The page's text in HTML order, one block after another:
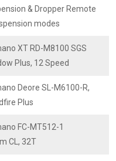
& Dropper Remote
modes
XT RD-M8100 SGS
Plus, 12 Speed
Deore SL-M6100-R,
Plus
FC-MT512-1
CL, 32T